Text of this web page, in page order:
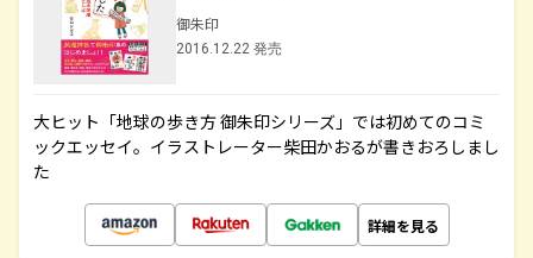
御朱印
2016.12.22 発売
大ヒット「地球の歩き方 御朱印シリーズ」では初めてのコミ
ックエッセイ。イラストレーター柴田かおるが書きおろしまし
た
詳細を見る